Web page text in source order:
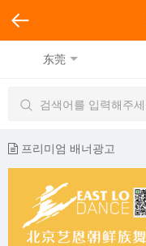
东莞
프리미엄 배너광고